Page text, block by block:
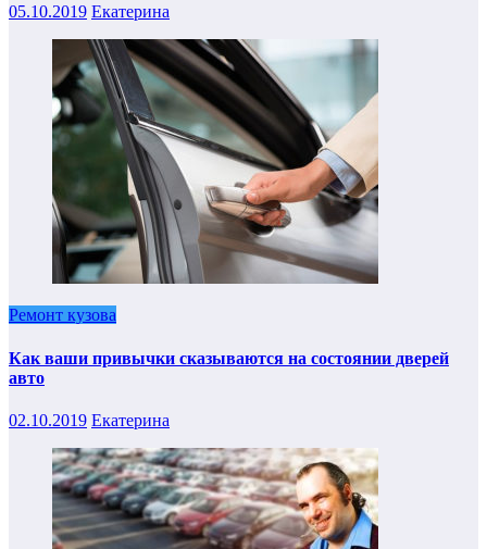
05.10.2019 Екатерина
Ремонт кузова
Как ваши привычки сказываются на состоянии дверей
авто
02.10.2019 Екатерина